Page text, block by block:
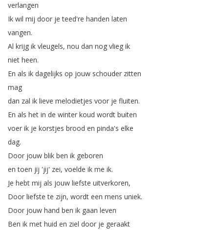
verlangen
Ik wil mij door je teed're handen laten
vangen.
Al krijg ik vleugels, nou dan nog vlieg ik
niet heen.
En als ik dagelijks op jouw schouder zitten
mag
dan zal ik lieve melodietjes voor je fluiten.
En als het in de winter koud wordt buiten
voer ik je korstjes brood en pinda's elke
dag.
Door jouw blik ben ik geboren
en toen jij 'jij' zei, voelde ik me ik.
Je hebt mij als jouw liefste uitverkoren,
Door liefste te zijn, wordt een mens uniek.
Door jouw hand ben ik gaan leven
Ben ik met huid en ziel door je geraakt